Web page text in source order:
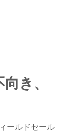
き、
ールドセール